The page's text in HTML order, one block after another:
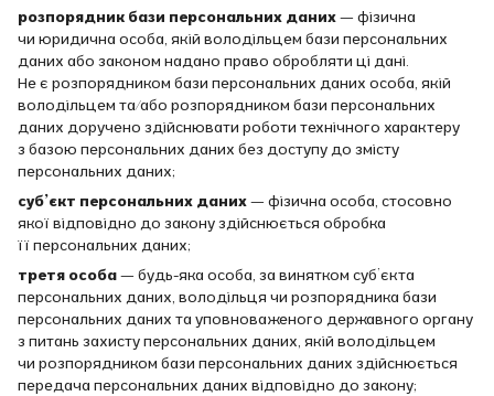
розпорядник бази персональних даних — фізична
чи юридична особа, якій володільцем бази персональних
даних або законом надано право обробляти ці дані.
Не є розпорядником бази персональних даних особа, якій
володільцем та/або розпорядником бази персональних
даних доручено здійснювати роботи технічного характеру
з базою персональних даних без доступу до змісту
персональних даних;
суб’єкт персональних даних — фізична особа, стосовно
якої відповідно до закону здійснюється обробка
її персональних даних;
третя особа — будь-яка особа, за винятком суб’єкта
персональних даних, володільця чи розпорядника бази
персональних даних та уповноваженого державного органу
з питань захисту персональних даних, якій володільцем
чи розпорядником бази персональних даних здійснюється
передача персональних даних відповідно до закону;